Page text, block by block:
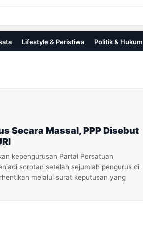
Lifestyle & Peristiwa Politik & Hukum
Secara Massal, PPP Disebut
kepengurusan Partai Persatuan
sorotan setelah sejumlah pengurus di
melalui surat keputusan yang